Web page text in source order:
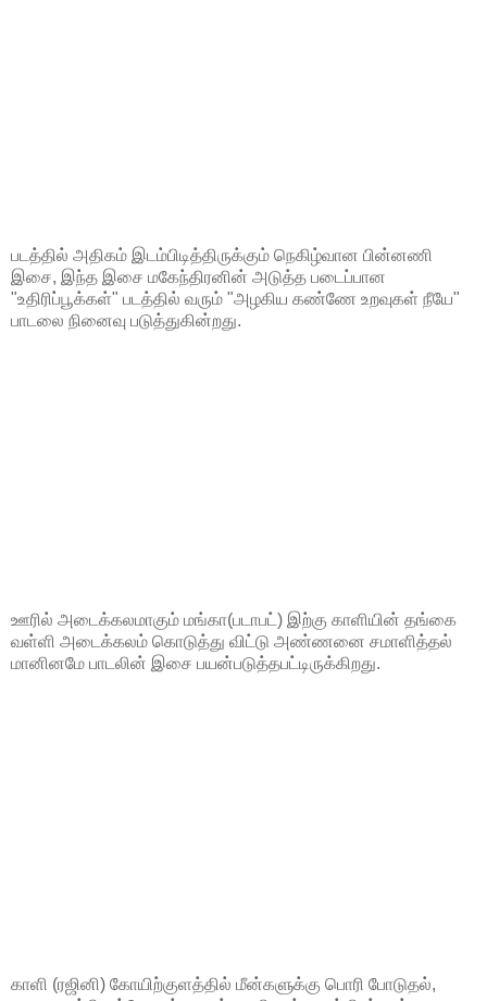
படத்தில் அதிகம் இடம்பிடித்திருக்கும் நெகிழ்வான பின்னணி
இசை, இந்த இசை மகேந்திரனின் அடுத்த படைப்பான
"உதிரிப்பூக்கள்" படத்தில் வரும் "அழகிய கண்ணே உறவுகள் நீயே"
பாடலை நினைவு படுத்துகின்றது.
ஊரில் அடைக்கலமாகும் மங்கா(படாபட்) இற்கு காளியின் தங்கை
வள்ளி அடைக்கலம் கொடுத்து விட்டு அண்ணனை சமாளித்தல்
மானினமே பாடலின் இசை பயன்படுத்தபட்டிருக்கிறது.
காளி (ரஜினி) கோயிற்குளத்தில் மீன்களுக்கு பொரி போடுதல்,